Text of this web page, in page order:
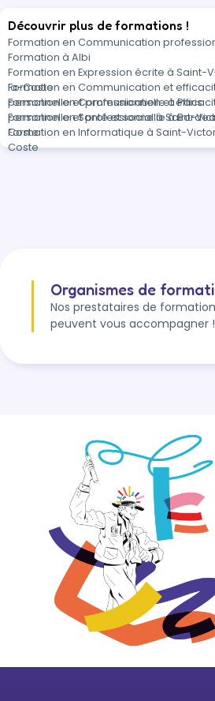
Découvrir plus de formations !
Formation en Communication
Formation à Albi
Formation en Expression écrite à Saint-
la-Coste
Formation en Communication et
personnelle et professionnelle à Paris
Formation en Communication et
personnelle et professionnelle à
Formation en Santé et social à Saint-
Coste
Formation en Informatique à Saint-
Coste
Organismes de
Nos prestataires de
peuvent vous accompagner !